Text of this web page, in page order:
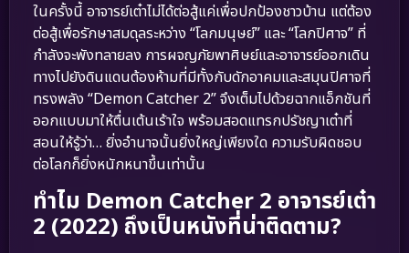
ในครั้งนี้ อาจารย์เต๋าไม่ได้ต่อสู้แค่เพื่อปกป้องชาวบ้าน แต่ต้อง
ต่อสู้เพื่อรักษาสมดุลระหว่าง “โลกมนุษย์” และ “โลกปิศาจ” ที่
กำลังจะพังทลายลง การผจญภัยพาศิษย์และอาจารย์ออกเดิน
ทางไปยังดินแดนต้องห้ามที่มีทั้งกับดักอาคมและสมุนปิศาจที่
ทรงพลัง “Demon Catcher 2” จึงเต็มไปด้วยฉากแอ็กชันที่
ออกแบบมาให้ตื่นเต้นเร้าใจ พร้อมสอดแทรกปรัชญาเต๋าที่
สอนให้รู้ว่า… ยิ่งอำนาจนั้นยิ่งใหญ่เพียงใด ความรับผิดชอบ
ต่อโลกก็ยิ่งหนักหนาขึ้นเท่านั้น
ทำไม Demon Catcher 2 อาจารย์เต๋า
2 (2022) ถึงเป็นหนังที่น่าติดตาม?